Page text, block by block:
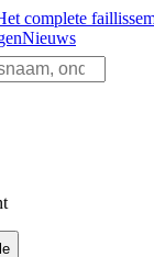
complete
Nieuws